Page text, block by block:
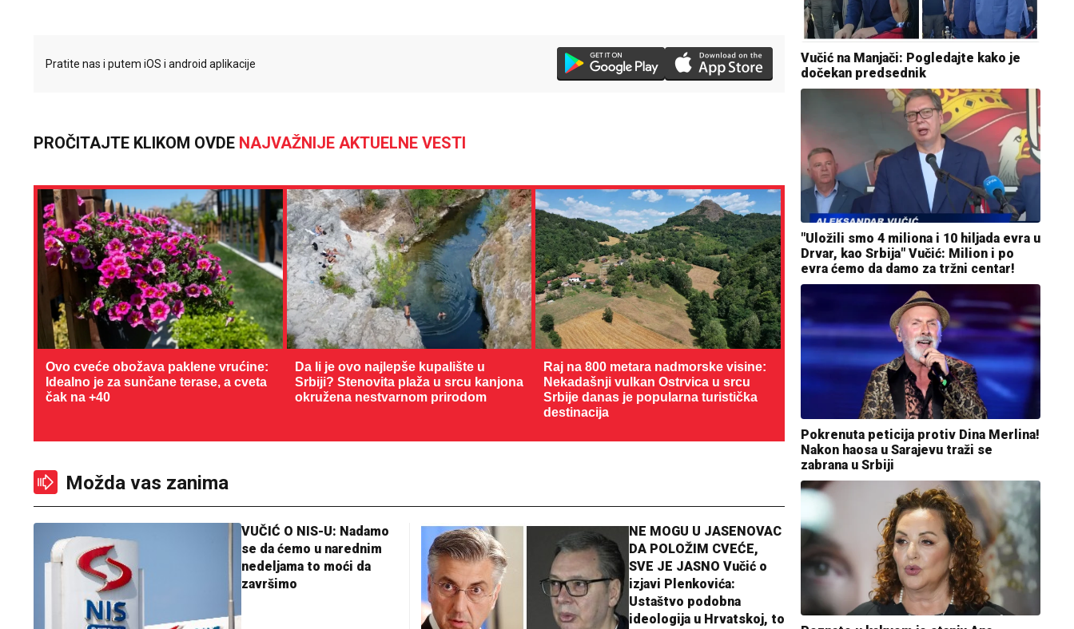
Pratite nas i putem iOS i android aplikacije
PROČITAJTE KLIKOM OVDE NAJVAŽNIJE AKTUELNE VESTI
Ovo cveće obožava paklene vrućine:
Idealno je za sunčane terase, a cveta
čak na +40
Da li je ovo najlepše kupalište u
Srbiji? Stenovita plaža u srcu kanjona
okružena nestvarnom prirodom
Raj na 800 metara nadmorske visine:
Nekadašnji vulkan Ostrvica u srcu
Srbije danas je popularna turistička
destinacija
Možda vas zanima
VUČIĆ O NIS-U: Nadamo
se da ćemo u narednim
nedeljama to moći da
završimo
NE MOGU U JASENOVAC
DA POLOŽIM CVEĆE,
SVE JE JASNO Vučić o
izjavi Plenkovića:
Ustaštvo podobna
ideologija u Hrvatskoj, to
Vučić na Manjači: Pogledajte kako je
dočekan predsednik
"Uložili smo 4 miliona i 10 hiljada evra u
Drvar, kao Srbija" Vučić: Milion i po
evra ćemo da damo za tržni centar!
Pokrenuta peticija protiv Dina Merlina!
Nakon haosa u Sarajevu traži se
zabrana u Srbiji